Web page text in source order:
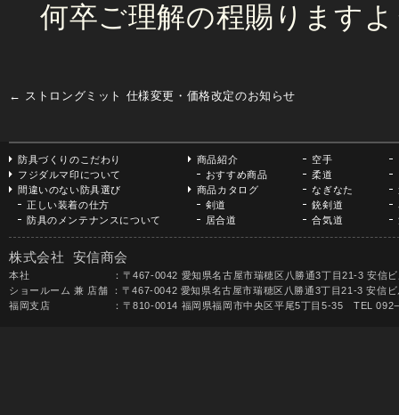
何卒ご理解の程賜ります
← ストロングミット 仕様変更・価格改定のお知らせ
防具づくりのこだわり
フジダルマ印について
間違いのない防具選び
正しい装着の仕方
防具のメンテナンスについて
商品紹介
おすすめ商品
商品カタログ
剣道
居合道
空手
柔道
なぎなた
銃剣道
合気道
株式会社 安信商会
本社 ：〒467-0042 愛知県名古屋市瑞穂区八勝通3丁目21-3 安信ビル
ショールーム 兼 店舗 ：〒467-0042 愛知県名古屋市瑞穂区八勝通3丁目21-3 安
福岡支店 ：〒810-0014 福岡県福岡市中央区平尾5丁目5-35 TEL